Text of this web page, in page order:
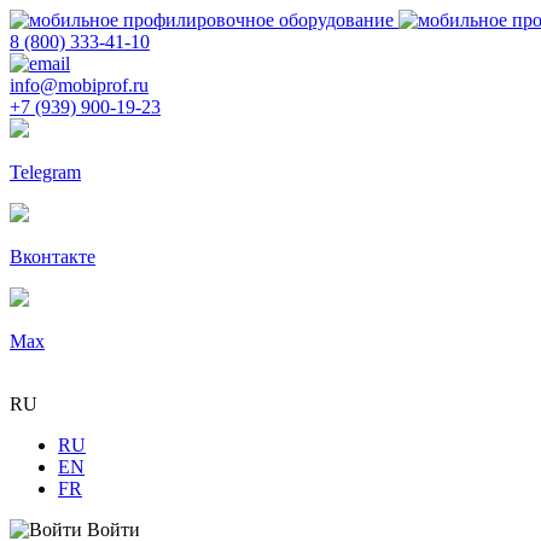
8 (800) 333-41-10
info@mobiprof.ru
+7 (939) 900-19-23
Telegram
Вконтакте
Max
RU
RU
EN
FR
Войти